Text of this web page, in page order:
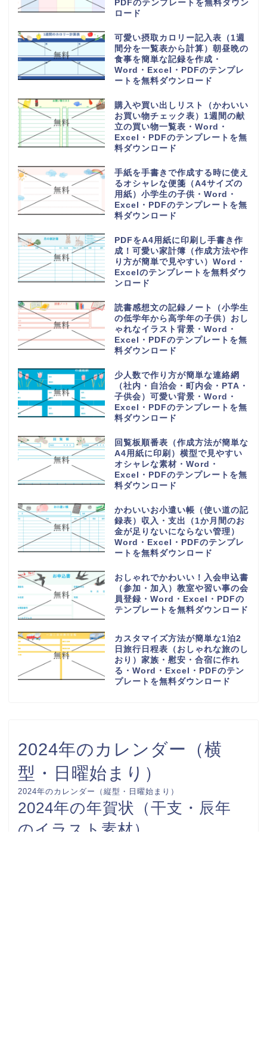
PDFのテンプレートを無料ダウン
ロード
可愛い摂取カロリー記入表（1週
間分を一覧表から計算）朝昼晩の
食事を簡単な記録を作成・
Word・Excel・PDFのテンプレ
ートを無料ダウンロード
購入や買い出しリスト（かわいい
お買い物チェック表）1週間の献
立の買い物一覧表・Word・
Excel・PDFのテンプレートを無
料ダウンロード
手紙を手書きで作成する時に使え
るオシャレな便箋（A4サイズの
用紙）小学生の子供・Word・
Excel・PDFのテンプレートを無
料ダウンロード
PDFをA4用紙に印刷し手書き作
成！可愛い家計簿（作成方法や作
り方が簡単で見やすい）Word・
Excelのテンプレートを無料ダウ
ンロード
読書感想文の記録ノート（小学生
の低学年から高学年の子供）おし
ゃれなイラスト背景・Word・
Excel・PDFのテンプレートを無
料ダウンロード
少人数で作り方が簡単な連絡網
（社内・自治会・町内会・PTA・
子供会）可愛い背景・Word・
Excel・PDFのテンプレートを無
料ダウンロード
回覧板順番表（作成方法が簡単な
A4用紙に印刷）横型で見やすい
オシャレな素材・Word・
Excel・PDFのテンプレートを無
料ダウンロード
かわいいお小遣い帳（使い道の記
録表）収入・支出（1か月間のお
金が足りないにならない管理）
Word・Excel・PDFのテンプレ
ートを無料ダウンロード
おしゃれでかわいい！入会申込書
（参加・加入）教室や習い事の会
員登録・Word・Excel・PDFの
テンプレートを無料ダウンロード
カスタマイズ方法が簡単な1泊2
日旅行日程表（おしゃれな旅のし
おり）家族・慰安・合宿に作れ
る・Word・Excel・PDFのテン
プレートを無料ダウンロード
2024年のカレンダー（横
型・日曜始まり）
2024年のカレンダー（縦型・日曜始まり）
2024年の年賀状（干支・辰年
のイラスト素材）